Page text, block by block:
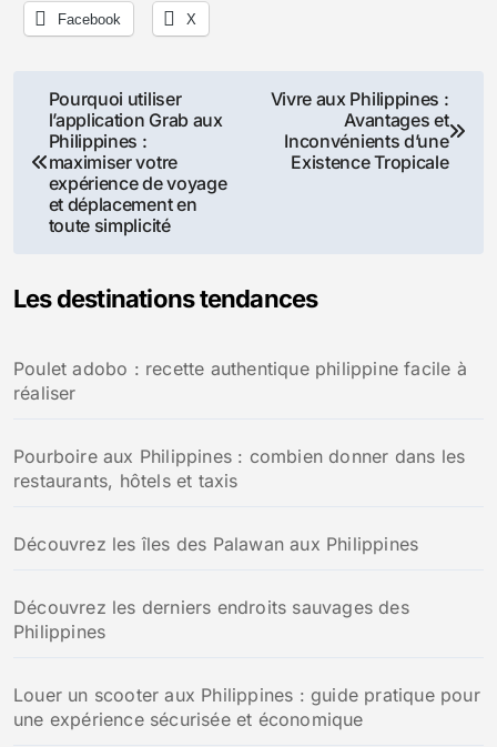
Facebook X
Navigation
de
l’article
Pourquoi utiliser
l’application Grab aux
Philippines :
maximiser votre
expérience de voyage
et déplacement en
toute simplicité
Vivre aux Philippines :
Avantages et
Inconvénients d’une
Existence Tropicale
Les destinations tendances
Poulet adobo : recette authentique philippine facile à
réaliser
Pourboire aux Philippines : combien donner dans les
restaurants, hôtels et taxis
Découvrez les îles des Palawan aux Philippines
Découvrez les derniers endroits sauvages des
Philippines
Louer un scooter aux Philippines : guide pratique pour
une expérience sécurisée et économique